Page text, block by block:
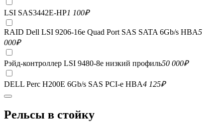
LSI SAS3442E-HP1 100₽
RAID Dell LSI 9206-16e Quad Port SAS SATA 6Gb/s HBA5
000₽
Рэйд-контроллер LSI 9480-8e низкий профиль50 000₽
DELL Perc H200E 6Gb/s SAS PCI-e HBA4 125₽
Рельсы в стойку